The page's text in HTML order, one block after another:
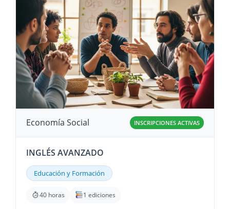
Economía Social INSCRIPCIONES ACTIVAS
INGLÉS AVANZADO
Educación y Formación
40 horas 1 ediciones